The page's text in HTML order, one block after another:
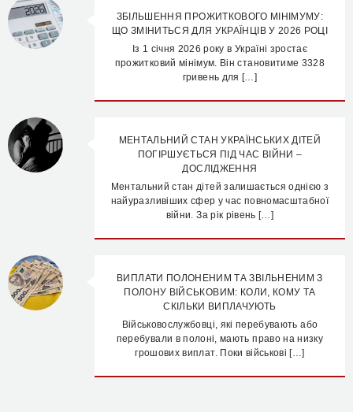
ЗБІЛЬШЕННЯ ПРОЖИТКОВОГО МІНІМУМУ:
ЩО ЗМІНИТЬСЯ ДЛЯ УКРАЇНЦІВ У 2026 РОЦІ
Із 1 січня 2026 року в Україні зростає
прожитковий мінімум. Він становитиме 3328
гривень для […]
МЕНТАЛЬНИЙ СТАН УКРАЇНСЬКИХ ДІТЕЙ
ПОГІРШУЄТЬСЯ ПІД ЧАС ВІЙНИ –
ДОСЛІДЖЕННЯ
Ментальний стан дітей залишається однією з
найуразливіших сфер у час повномасштабної
війни. За рік рівень […]
ВИПЛАТИ ПОЛОНЕНИМ ТА ЗВІЛЬНЕНИМ З
ПОЛОНУ ВІЙСЬКОВИМ: КОЛИ, КОМУ ТА
СКІЛЬКИ ВИПЛАЧУЮТЬ
Військовослужбовці, які перебувають або
перебували в полоні, мають право на низку
грошових виплат. Поки військові […]